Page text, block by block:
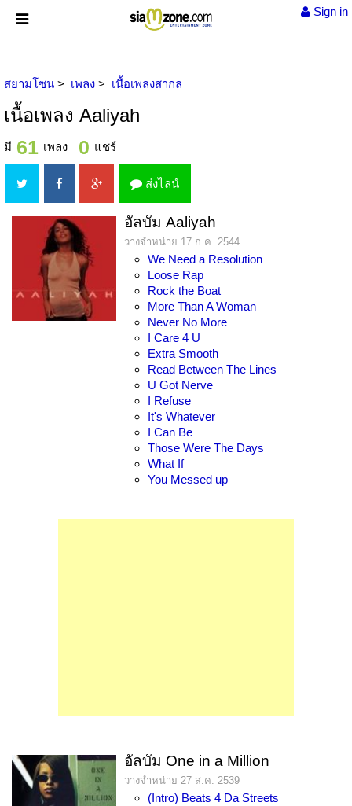
Sign in
สยามโซน เพลง เนื้อเพลงสากล
เนื้อเพลง Aaliyah
มี 61 เพลง 0 แชร์
ส่งไลน์
อัลบัม Aaliyah
วางจำหน่าย 17 ก.ค. 2544
We Need a Resolution
Loose Rap
Rock the Boat
More Than A Woman
Never No More
I Care 4 U
Extra Smooth
Read Between The Lines
U Got Nerve
I Refuse
It's Whatever
I Can Be
Those Were The Days
What If
You Messed up
อัลบัม One in a Million
วางจำหน่าย 27 ส.ค. 2539
(Intro) Beats 4 Da Streets